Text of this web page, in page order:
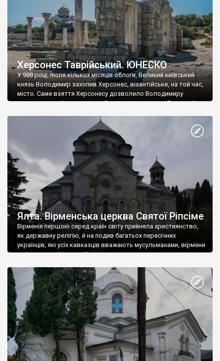
Херсонес Таврійський. ЮНЕСКО
У 988 році, після кількох місяців облоги, Великий київський
князь Володимир захопив Херсонес, візантійське, на той час,
місто. Саме взяття Херсонесу дозволило Володимиру
диктувати свої умови візантійському імператору Василю ІІ, та
Херсонесі Володимир-язичник, став Василем-християнином.
А потім було Хрещення Русі. На честь Херсонесу Таврійського
Ялта. Вірменська церква Святої Ріпсіме
Вірменія першою серед країн світу прийняла християнство,
як державну релігію, й на подив багатьох пересічних
українців, які усіх кавказців вважають мусульманами, вірмени
є відданими вірянами Христа